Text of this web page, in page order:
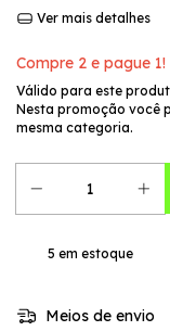
Ver mais detalhes
Compre 2 e pague 1!
Válido para este
Nesta promoção você
mesma categoria.
5 em estoque
Meios de envio